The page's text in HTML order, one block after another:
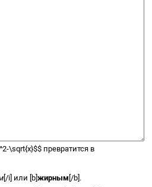
\sqrt{x}$$ превратится в
[/i] или [b]жирным [/b].